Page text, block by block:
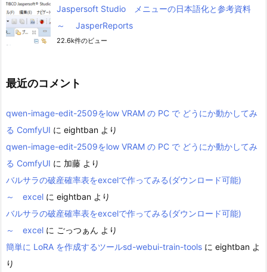
Jaspersoft Studio メニューの日本語化と参考資料
～ JasperReports
22.6k件のビュー
最近のコメント
qwen-image-edit-2509をlow VRAM の PC で どうにか動かしてみ
る ComfyUI に eightban より
qwen-image-edit-2509をlow VRAM の PC で どうにか動かしてみ
る ComfyUI に 加藤 より
バルサラの破産確率表をexcelで作ってみる(ダウンロード可能)
～ excel に eightban より
バルサラの破産確率表をexcelで作ってみる(ダウンロード可能)
～ excel に ごっつぁん より
簡単に LoRA を作成するツールsd-webui-train-tools に eightban よ
り